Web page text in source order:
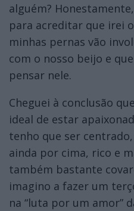
alguém?
para acreditar que irei
minhas pernas vão
com o nosso beijo e
pensar nele.
Cheguei à conclusão
ideal de estar
tenho que ser
ainda por cima, rico e
também bastante
imagino a fazer um
na “luta por um amor”